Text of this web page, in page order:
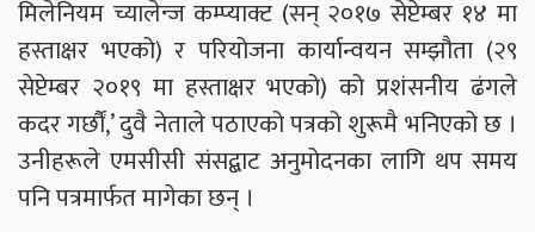
मिलेनियम च्यालेन्ज कम्प्याक्ट (सन् २०१७ सेप्टेम्बर १४ मा
हस्ताक्षर भएको) र परियोजना कार्यान्वयन सम्झौता (२९
सेप्टेम्बर २०१९ मा हस्ताक्षर भएको) को प्रशंसनीय ढंगले
कदर गर्छौं,’ दुवै नेताले पठाएको पत्रको शुरूमै भनिएको छ ।
उनीहरूले एमसीसी संसद्बाट अनुमोदनका लागि थप समय
पनि पत्रमार्फत मागेका छन् ।